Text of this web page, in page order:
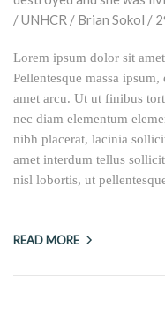
Lorem ipsum dolor sit
Pellentesque massa
amet arcu. Ut ut finibus
nec diam elementum
nibh placerat, lacinia
amet interdum tellus
nisl lobortis, ut
READ MORE